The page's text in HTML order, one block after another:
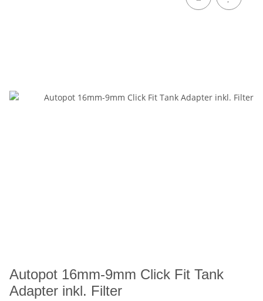
Autopot 16mm-9mm Click Fit Tank
Adapter inkl. Filter